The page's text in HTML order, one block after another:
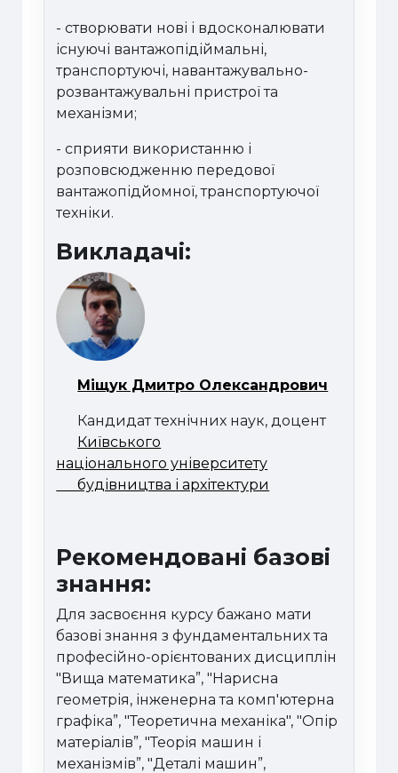
- створювати нові і вдосконалювати
існуючі вантажопідіймальні,
транспортуючі, навантажувально-
розвантажувальні пристрої та
механізми;
- сприяти використанню і
розповсюдженню передової
вантажопідйомної, транспортуючої
техніки.
Викладачі:
Міщук Дмитро Олександрович
Кандидат технічних наук, доцент
Київського
національного університету
будівництва і архітектури
Рекомендовані базові
знання:
Для засвоєння курсу бажано мати
базові знання з фундаментальних та
професійно-орієнтованих дисциплін
"Вища математика”, "Нарисна
геометрія, інженерна та комп'ютерна
графіка”, "Теоретична механіка", "Опір
матеріалів”, "Теорія машин і
механізмів”, "Деталі машин”,